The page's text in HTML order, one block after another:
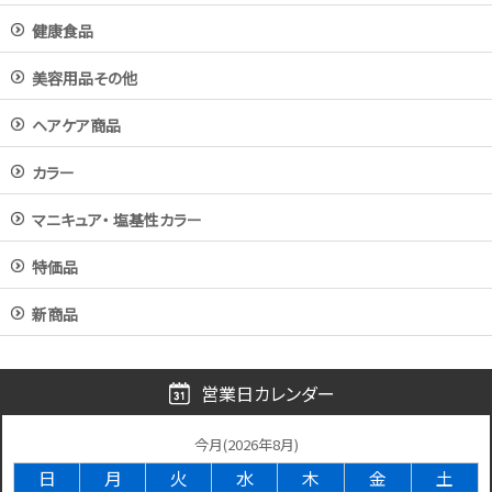
健康食品
美容用品その他
ヘアケア商品
カラー
マニキュア・ 塩基性カラー
特価品
新商品
営業日カレンダー
今月(2026年8月)
日 月 火 水 木 金
土